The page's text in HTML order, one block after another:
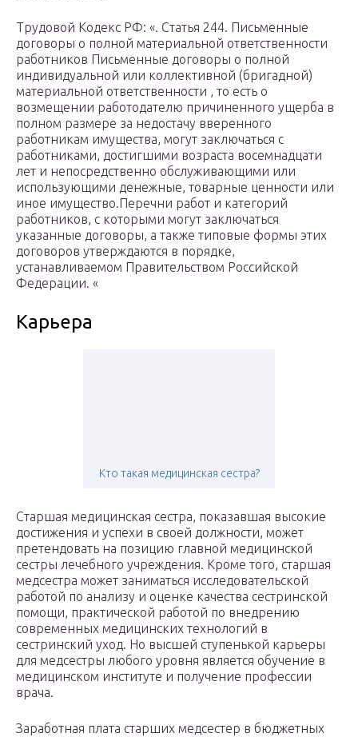
Трудовой Кодекс РФ: «. Статья 244. Письменные
договоры о полной материальной ответственности
работников Письменные договоры о полной
индивидуальной или коллективной (бригадной)
материальной ответственности , то есть о
возмещении работодателю причиненного ущерба в
полном размере за недостачу вверенного
работникам имущества, могут заключаться с
работниками, достигшими возраста восемнадцати
лет и непосредственно обслуживающими или
использующими денежные, товарные ценности или
иное имущество.Перечни работ и категорий
работников, с которыми могут заключаться
указанные договоры, а также типовые формы этих
договоров утверждаются в порядке,
устанавливаемом Правительством Российской
Федерации. «
Карьера
Кто такая медицинская сестра?
Старшая медицинская сестра, показавшая высокие
достижения и успехи в своей должности, может
претендовать на позицию главной медицинской
сестры лечебного учреждения. Кроме того, старшая
медсестра может заниматься исследовательской
работой по анализу и оценке качества сестринской
помощи, практической работой по внедрению
современных медицинских технологий в
сестринский уход. Но высшей ступенькой карьеры
для медсестры любого уровня является обучение в
медицинском институте и получение профессии
врача.
Заработная плата старших медсестер в бюджетных